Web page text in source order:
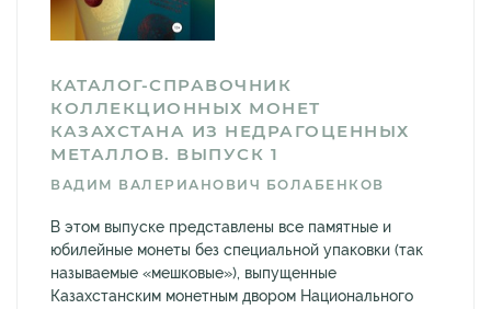
КАТАЛОГ-СПРАВОЧНИК
КОЛЛЕКЦИОННЫХ МОНЕТ
КАЗАХСТАНА ИЗ НЕДРАГОЦЕННЫХ
МЕТАЛЛОВ. ВЫПУСК 1
ВАДИМ ВАЛЕРИАНОВИЧ БОЛАБЕНКОВ
В этом выпуске представлены все памятные и
юбилейные монеты без специальной упаковки (так
называемые «мешковые»), выпущенные
Казахстанским монетным двором Национального